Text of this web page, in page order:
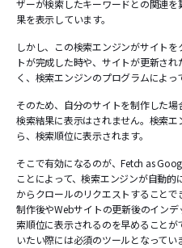
ザーが検索したキーワードとの関連
果を表示しています。
しかし、この検索エンジンがサイト
トが完成した時や、サイトが更新さ
く、検索エンジンのプログラムによっ
そのため、自分のサイトを制作した
検索結果に表示はされません。検索
ら、検索順位に表示されます。
そこで有効になるのが、Fetch as
ことによって、検索エンジンが自動
からクロールのリクエストすること
制作後やWebサイトの更新後のイン
索順位に表示されるのを早めること
いたい際には必須のツールとなってい